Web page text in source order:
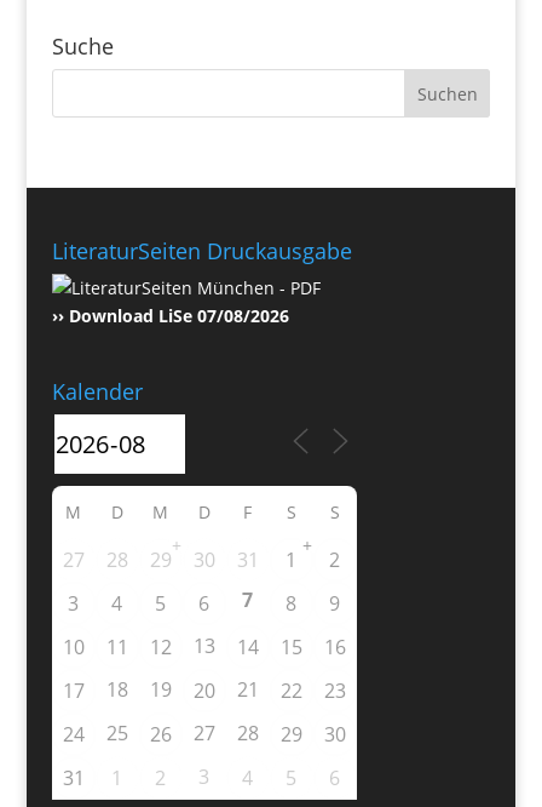
Suche
LiteraturSeiten Druckausgabe
›› Download LiSe 07/08/2026
Kalender
M D M D F S S
27 28 29
+
30 31 1
+
2
3
4 5 6 7 8
9
10
11 12 13 14 15
16
17
18 19 20 21 22
23
24
25 26 27 28 29
30
31
1 2 3 4 5 6